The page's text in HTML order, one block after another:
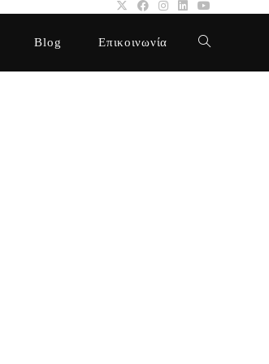
Blog Επικοινωνία Toggle